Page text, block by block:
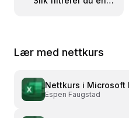
Lær med nettkurs
Nettkurs i Microsoft
Espen Faugstad